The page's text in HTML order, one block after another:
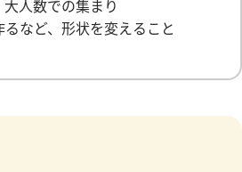
人数での集まり
など、形状を変えること